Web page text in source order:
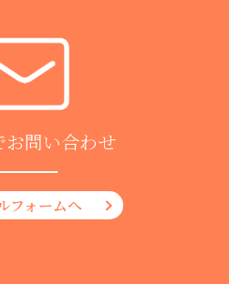
お問い合わせ
フォームへ